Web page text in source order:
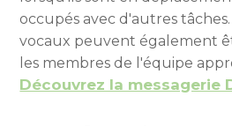
occupés avec d'autres tâches.
vocaux peuvent également
les membres de l'équipe
Découvrez la messagerie